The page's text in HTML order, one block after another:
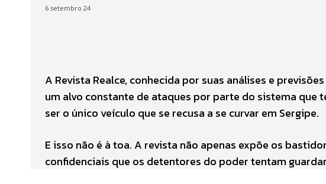
6 setembro 24
A Revista Realce, conhecida por suas análises e
um alvo constante de ataques por parte do sistema
ser o único veículo que se recusa a se curvar em Sergipe.
E isso não é à toa. A revista não apenas expõe os
confidenciais que os detentores do poder tentam